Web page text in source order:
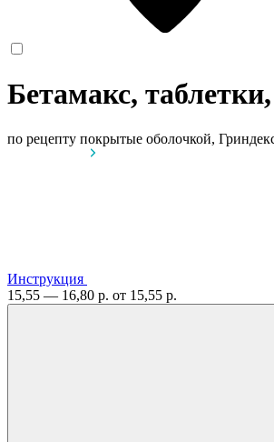
Бетамакс,
по рецепту покрытые оболочкой,
Инструкция
15,55 — 16,80 р. от 15,55 р.